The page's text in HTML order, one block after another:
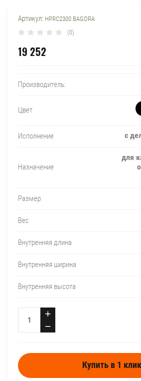
Артикул: HPRC2300 BAGORA
(0)
19 252
Производитель:
Цвет
Исполнение с
Назначение
для
Размер
Вес
Внутренняя длина
Внутренняя ширина
Внутренняя высота
+
−
Купить в 1 клик